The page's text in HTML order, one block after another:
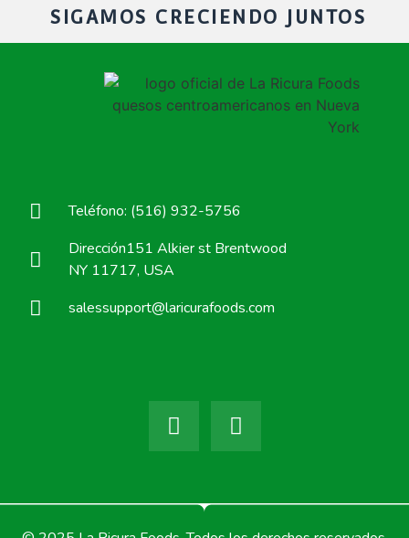
SIGAMOS CRECIENDO JUNTOS
Teléfono: (516) 932-5756
Dirección151 Alkier st Brentwood
NY 11717, USA
salessupport@laricurafoods.com